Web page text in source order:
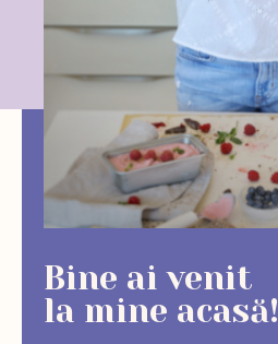
Bine ai venit
la mine acasă!